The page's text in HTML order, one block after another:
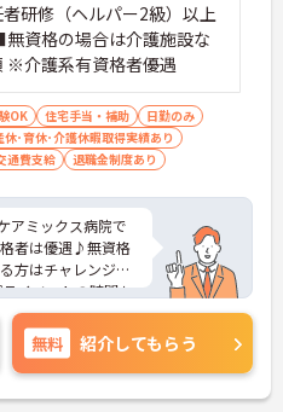
研修（ヘルパー2級）以上
無資格の場合は介護施設な
※介護系有資格者優遇
OK 住宅手当・補助
日勤のみ
休･育休･介護休暇取得実績あり
通費支給 退職金制度あり
アミックス病院で
者は優遇♪無資格
方はチャレンジO
イベートの時間も
勤務ですので、生
勤務いただけます
ポイントなど、さ
軽にご相談くださ
無料 紹介してもらう